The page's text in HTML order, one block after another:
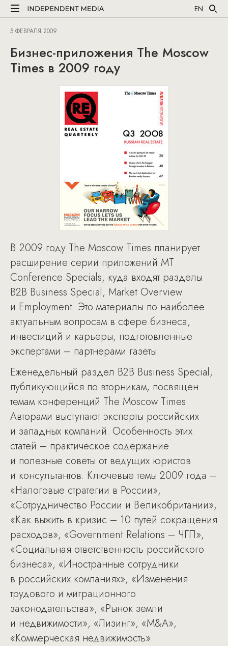
EN
5 ФЕВРАЛЯ 2009
Бизнес-приложения The Moscow
Times в 2009 году
В 2009 году The Moscow Times планирует
расширение серии приложений MT
Conference Specials, куда входят разделы
B2B Business Special, Market Overview
и Employment. Это материалы по наиболее
актуальным вопросам в сфере бизнеса,
инвестиций и карьеры, подготовленные
экспертами – партнерами газеты.
Еженедельный раздел B2B Business Special,
публикующийся по вторникам, посвящен
темам конференций The Moscow Times.
Авторами выступают эксперты российских
и западных компаний. Особенность этих
статей – практическое содержание
и полезные советы от ведущих юристов
и консультантов. Ключевые темы 2009 года –
«Налоговые стратегии в России»,
«Сотрудничество России и Великобритании»,
«Как выжить в кризис – 10 путей сокращения
расходов», «Government Relations – ЧГП»,
«Социальная ответственность российского
бизнеса», «Иностранные сотрудники
в российских компаниях», «Изменения
трудового и миграционного
законодательства», «Рынок земли
и недвижимости», «Лизинг», «M&A»,
«Коммерческая недвижимость».